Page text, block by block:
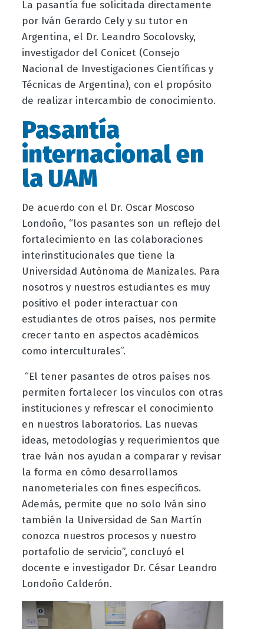
La pasantía fue solicitada directamente
por Iván Gerardo Cely y su tutor en
Argentina, el Dr. Leandro Socolovsky,
investigador del Conicet (Consejo
Nacional de Investigaciones Científicas y
Técnicas de Argentina), con el propósito
de realizar intercambio de conocimiento.
Pasantía
internacional en
la UAM
De acuerdo con el Dr. Oscar Moscoso
Londoño, “los pasantes son un reflejo del
fortalecimiento en las colaboraciones
interinstitucionales que tiene la
Universidad Autónoma de Manizales. Para
nosotros y nuestros estudiantes es muy
positivo el poder interactuar con
estudiantes de otros países, nos permite
crecer tanto en aspectos académicos
como interculturales”.
“El tener pasantes de otros países nos
permiten fortalecer los vínculos con otras
instituciones y refrescar el conocimiento
en nuestros laboratorios. Las nuevas
ideas, metodologías y requerimientos que
trae Iván nos ayudan a comparar y revisar
la forma en cómo desarrollamos
nanometeriales con fines específicos.
Además, permite que no solo Iván sino
también la Universidad de San Martín
conozca nuestros procesos y nuestro
portafolio de servicio”, concluyó el
docente e investigador Dr. César Leandro
Londoño Calderón.